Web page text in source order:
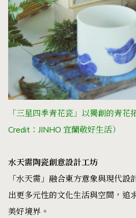
「三星四季青花瓷」以獨創的青
Credit：JINHO 宜蘭敬好生活）
水天需陶瓷創意設計工坊
「水天需」融合東方意象與現代
出更多元性的文化生活與空間，追
美好境界。